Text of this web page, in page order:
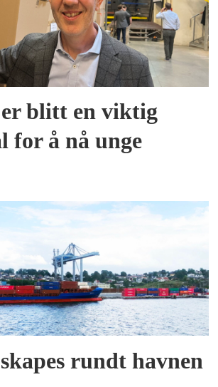
blitt en viktig
for å nå unge
rundt havnen